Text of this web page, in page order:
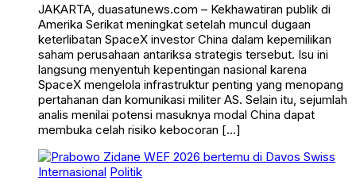
JAKARTA, duasatunews.com – Kekhawatiran publik di
Amerika Serikat meningkat setelah muncul dugaan
keterlibatan SpaceX investor China dalam kepemilikan
saham perusahaan antariksa strategis tersebut. Isu ini
langsung menyentuh kepentingan nasional karena
SpaceX mengelola infrastruktur penting yang menopang
pertahanan dan komunikasi militer AS. Selain itu, sejumlah
analis menilai potensi masuknya modal China dapat
membuka celah risiko kebocoran […]
Internasional Politik